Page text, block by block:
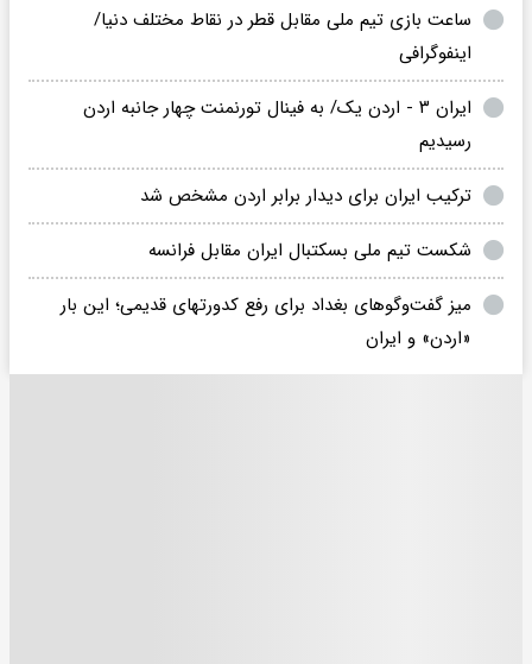
ساعت بازی تیم ملی مقابل قطر در نقاط مختلف دنیا/
اینفوگرافی
ایران ۳ - اردن یک/ به فینال تورنمنت چهار جانبه اردن
رسیدیم
ترکیب ایران برای دیدار برابر اردن مشخص شد
شکست تیم ملی بسکتبال ایران مقابل فرانسه
میز گفت‌وگوهای بغداد برای رفع کدورتهای قدیمی؛ این بار
«اردن» و ایران